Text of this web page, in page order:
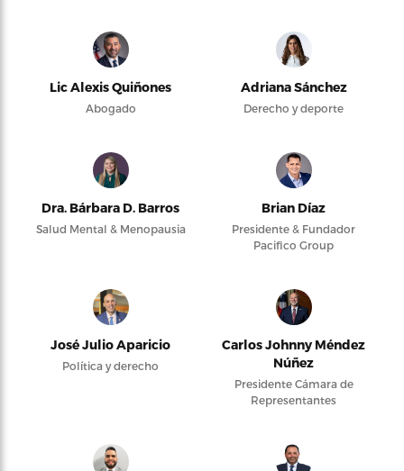
Lic Alexis Quiñones
Abogado
Adriana Sánchez
Derecho y deporte
Dra. Bárbara D. Barros
Salud Mental & Menopausia
Brian Díaz
Presidente & Fundador
Pacifico Group
José Julio Aparicio
Política y derecho
Carlos Johnny Méndez
Núñez
Presidente Cámara de
Representantes